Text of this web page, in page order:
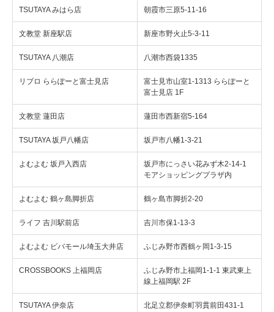
TSUTAYA みはら店 朝霞市三原5-11-16
文教堂 新座駅店 新座市野火止5-3-11
TSUTAYA 八潮店 八潮市西袋1335
リブロ ららぽーと富士見店
富士見市山室1-1313 ららぽーと
富士見店 1F
文教堂 蓮田店 蓮田市西新宿5-164
TSUTAYA 坂戸八幡店 坂戸市八幡1-3‐21
よむよむ 坂戸入西店
坂戸市にっさい花みず木2-14-1
モアショッピングプラザ内
よむよむ 鶴ヶ島脚折店 鶴ヶ島市脚折2-20
ライフ 吉川駅前店 吉川市保1-13-3
よむよむ ビバモール埼玉大井店 ふじみ野市西鶴ヶ岡1-3-15
CROSSBOOKS 上福岡店
ふじみ野市上福岡1-1-1 東武東上
線上福岡駅 2F
TSUTAYA 伊奈店 北足立郡伊奈町羽貫前田431-1